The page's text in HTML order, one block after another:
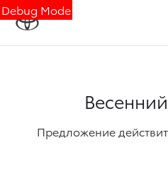
Debug Mode
Предложение